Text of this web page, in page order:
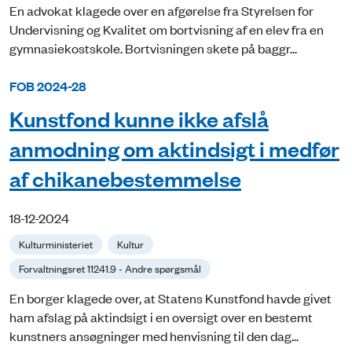
En advokat klagede over en afgørelse fra Styrelsen for
Undervisning og Kvalitet om bortvisning af en elev fra en
gymnasiekostskole. Bortvisningen skete på baggr...
FOB 2024-28
Kunstfond kunne ikke afslå
anmodning om aktindsigt i medfør
af chikanebestemmelse
18-12-2024
Kulturministeriet
Kultur
Forvaltningsret 11241.9 - Andre spørgsmål
En borger klagede over, at Statens Kunstfond havde givet
ham afslag på aktindsigt i en oversigt over en bestemt
kunstners ansøgninger med henvisning til den dag...